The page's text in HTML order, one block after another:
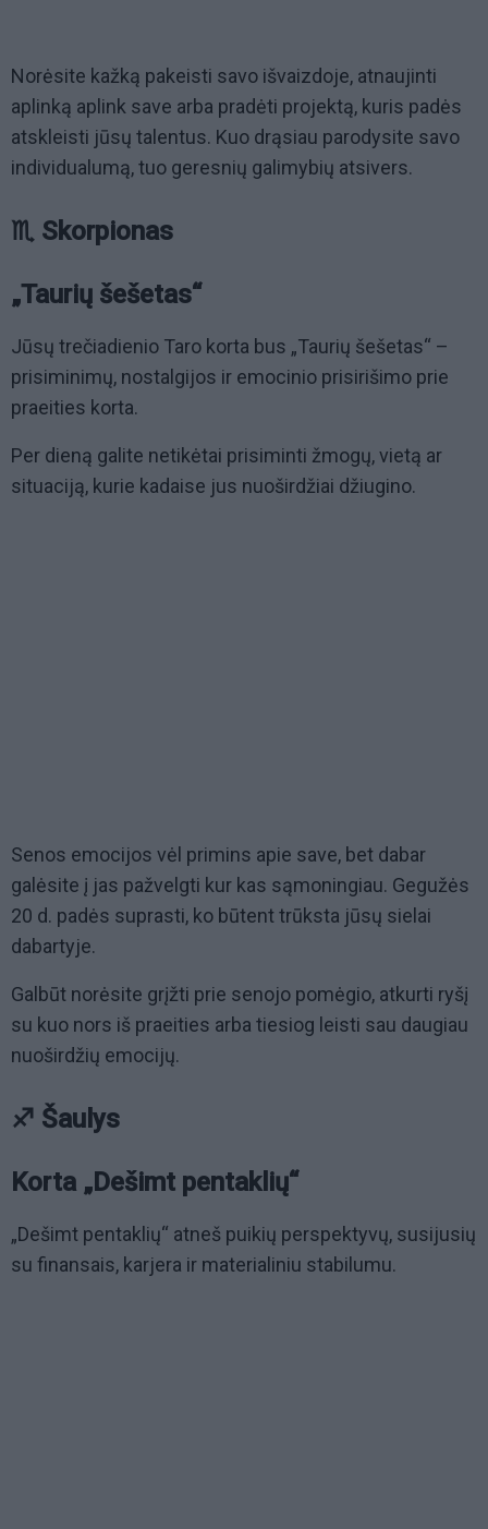
Norėsite kažką pakeisti savo išvaizdoje, atnaujinti
aplinką aplink save arba pradėti projektą, kuris padės
atskleisti jūsų talentus. Kuo drąsiau parodysite savo
individualumą, tuo geresnių galimybių atsivers.
♏ Skorpionas
„Taurių šešetas“
Jūsų trečiadienio Taro korta bus „Taurių šešetas“ –
prisiminimų, nostalgijos ir emocinio prisirišimo prie
praeities korta.
Per dieną galite netikėtai prisiminti žmogų, vietą ar
situaciją, kurie kadaise jus nuoširdžiai džiugino.
Senos emocijos vėl primins apie save, bet dabar
galėsite į jas pažvelgti kur kas sąmoningiau. Gegužės
20 d. padės suprasti, ko būtent trūksta jūsų sielai
dabartyje.
Galbūt norėsite grįžti prie senojo pomėgio, atkurti ryšį
su kuo nors iš praeities arba tiesiog leisti sau daugiau
nuoširdžių emocijų.
♐ Šaulys
Korta „Dešimt pentaklių“
„Dešimt pentaklių“ atneš puikių perspektyvų, susijusių
su finansais, karjera ir materialiniu stabilumu.